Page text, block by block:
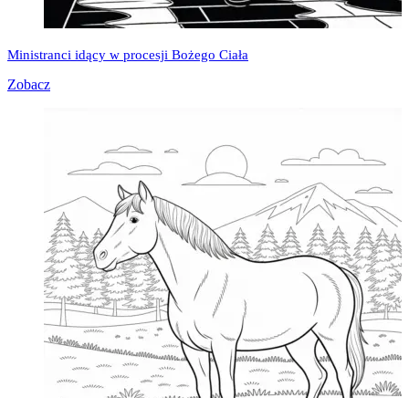
Ministranci idący w procesji Bożego Ciała
Zobacz